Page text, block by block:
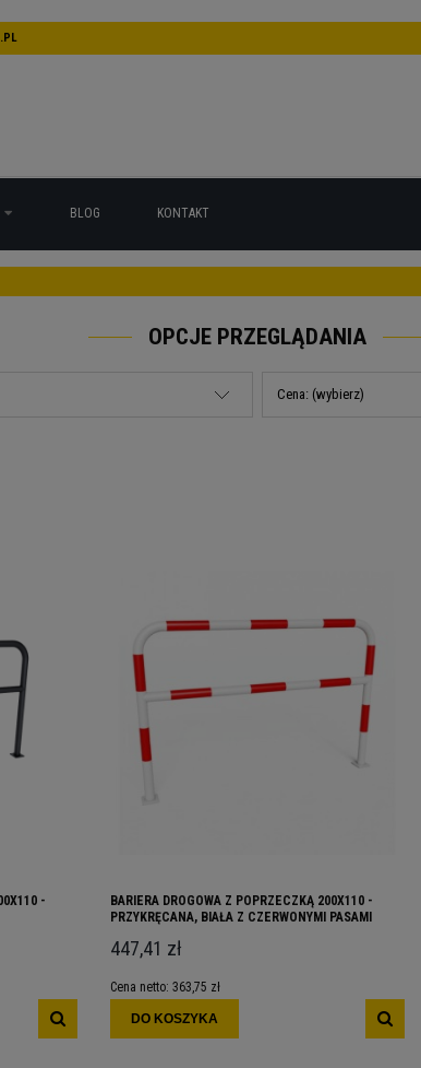
BLOG KONTAKT
OPCJE PRZEGLĄDANIA
Cena: (wybierz)
-
BARIERA DROGOWA Z POPRZECZKĄ 200X110 -
PRZYKRĘCANA, BIAŁA Z CZERWONYMI PASAMI
447,41 zł
Cena netto: 363,75 zł
DO KOSZYKA